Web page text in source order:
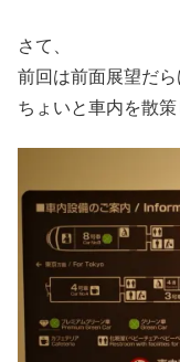
さて、
前回は前面展望だ
ちょいと車内を散策